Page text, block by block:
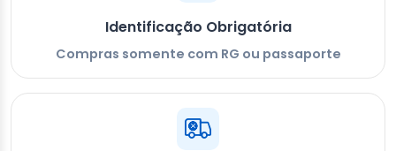
Identificação Obrigatória
Compras somente com RG ou passaporte